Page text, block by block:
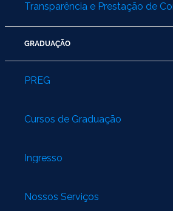
Transparência e Prestação de
GRADUAÇÃO
PREG
Cursos de Graduação
Ingresso
Nossos Serviços